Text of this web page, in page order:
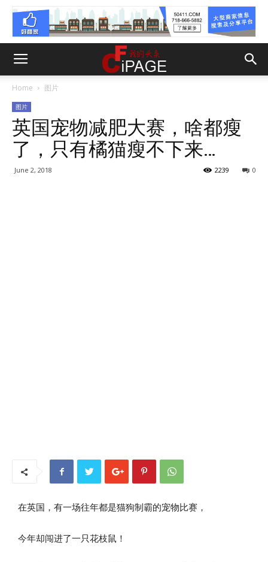
Home 图片
图片
英国宠物减肥大赛，啥都瘦
了，只有橘猫瘦不下来…
June 2, 2018 0
2239
在英国，有一场往年都是猫狗制霸的宠物比赛，
今年却闯进了一只花枝鼠！